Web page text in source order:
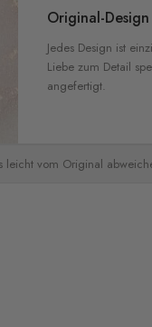
Original-Design
Jedes Design ist
Liebe zum Detail
angefertigt.
leicht vom Original